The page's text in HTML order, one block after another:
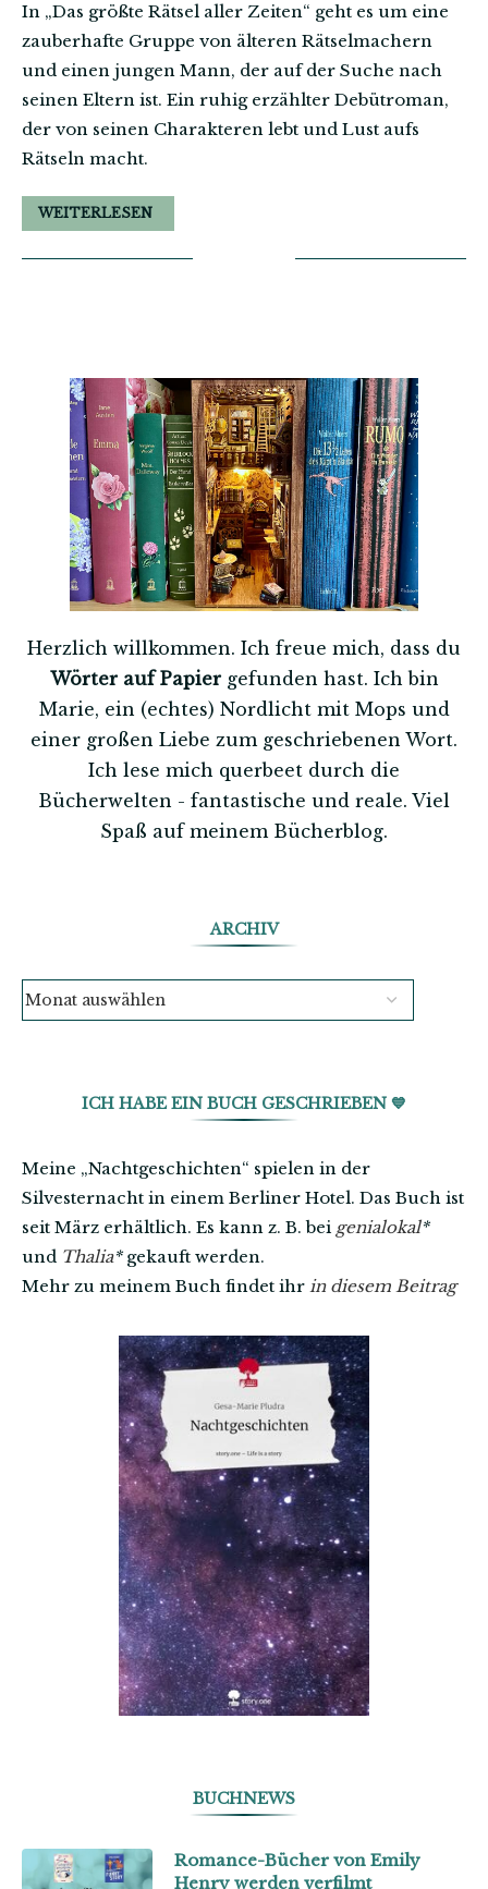
In „Das größte Rätsel aller Zeiten“ geht es um eine
zauberhafte Gruppe von älteren Rätselmachern
und einen jungen Mann, der auf der Suche nach
seinen Eltern ist. Ein ruhig erzählter Debütroman,
der von seinen Charakteren lebt und Lust aufs
Rätseln macht.
WEITERLESEN
Herzlich willkommen. Ich freue mich, dass du
Wörter auf Papiergefunden hast. Ich bin
Marie, ein (echtes) Nordlicht mit Mops und
einer großen Liebe zum geschriebenen Wort.
Ich lese mich querbeet durch die
Bücherwelten - fantastische und reale. Viel
Spaß auf meinem Bücherblog.
ARCHIV
ICH HABE EIN BUCH GESCHRIEBEN 💙
Meine „Nachtgeschichten“ spielen in der
Silvesternacht in einem Berliner Hotel. Das Buch ist
seit März erhältlich. Es kann z. B. bei genialokal*
und Thalia*gekauft werden.
Mehr zu meinem Buch findet ihr in diesem Beitrag
BUCHNEWS
Romance-Bücher von Emily
Henry werden verfilmt